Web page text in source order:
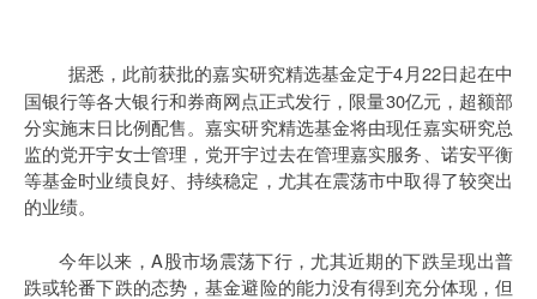
据悉，此前获批的嘉实研究精选基金定于4 月 22日起在中
国银行等各大银行和券商网点正式发行，限量30亿元，超额部
分实施末日比例配售。嘉实研究精选基金将由现任嘉实研究总
监的党开宇女士管理， 党开宇过去在管理嘉实服务、诺安平衡
等基金时业绩良好、持续稳定，尤其在震荡市中取得了较突出
的业绩。
今年以来，A 股市场震荡下行，尤其近期的下跌呈现出普
跌或轮番下跌的态势，基金避险的能力没有得到充分体现，但